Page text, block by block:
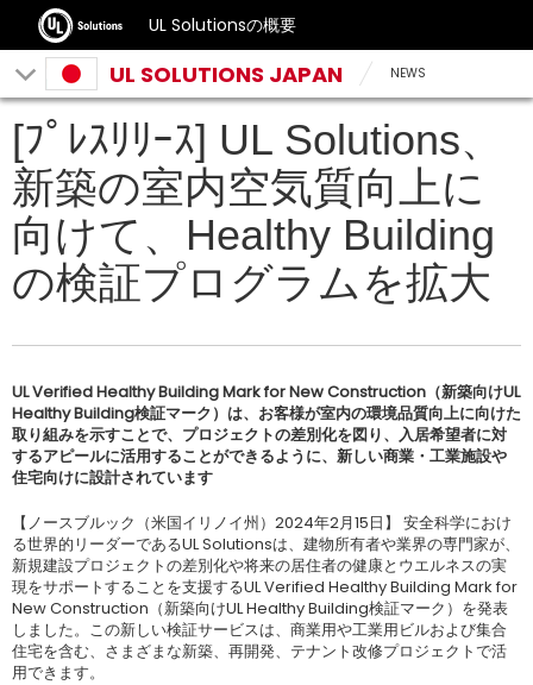
UL Solutionsの概要
UL SOLUTIONS JAPAN NEWS
[ﾌﾟﾚｽﾘﾘｰｽ] UL Solutions、
新築の室内空気質向上に
向けて、Healthy Building
の検証プログラムを拡大
UL Verified Healthy Building Mark for New Construction（新築向けUL
Healthy Building検証マーク）は、お客様が室内の環境品質向上に向けた
取り組みを示すことで、プロジェクトの差別化を図り、入居希望者に対
するアピールに活用することができるように、新しい商業・工業施設や
住宅向けに設計されています
【ノースブルック（米国イリノイ州）2024年2月15日】 安全科学におけ
る世界的リーダーであるUL Solutionsは、建物所有者や業界の専門家が、
新規建設プロジェクトの差別化や将来の居住者の健康とウエルネスの実
現をサポートすることを支援するUL Verified Healthy Building Mark for
New Construction（新築向けUL Healthy Building検証マーク）を発表
しました。この新しい検証サービスは、商業用や工業用ビルおよび集合
住宅を含む、さまざまな新築、再開発、テナント改修プロジェクトで活
用できます。